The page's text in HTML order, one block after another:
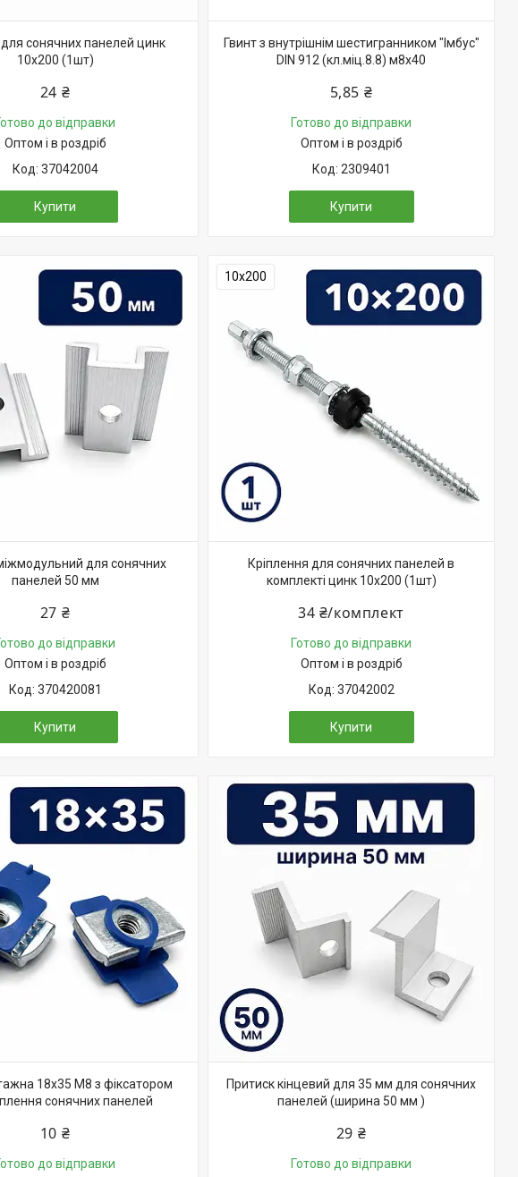
сонячних панелей цинк
10х200 (1шт)
24 ₴
до відправки
Оптом і в роздріб
37042004
Купити
Гвинт з внутрішнім шестигранником "Імбус"
DIN 912 (кл.міц.8.8) м8х40
5,85 ₴
Готово до відправки
Оптом і в роздріб
2309401
Купити
для сонячних
панелей 50 мм
27 ₴
до відправки
Оптом і в роздріб
370420081
Купити
10х200
Кріплення для сонячних панелей в
комплекті цинк 10х200 (1шт)
34 ₴/комплект
Готово до відправки
Оптом і в роздріб
37042002
Купити
18х35 М8 з фіксатором
сонячних панелей
10 ₴
до відправки
Притиск кінцевий для 35 мм для сонячних
панелей (ширина 50 мм )
29 ₴
Готово до відправки